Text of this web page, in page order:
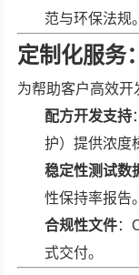
范与环保法规。
定制化服务
为帮助客户高效开
配方开发支持
护）提供浓度
稳定性测试数
性保持率报告。
合规性文件：
式交付。